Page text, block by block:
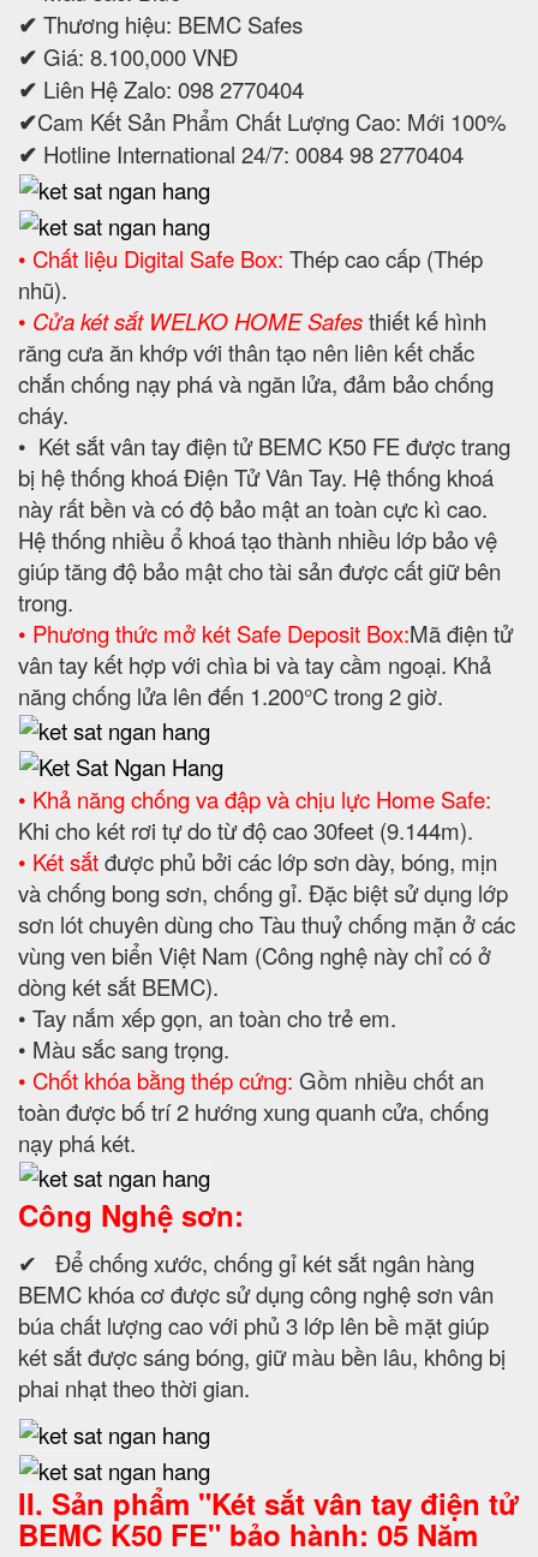
✔ Thương hiệu: BEMC Safes
✔ Giá: 8.100,000 VNĐ
✔ Liên Hệ Zalo: 098 2770404
✔Cam Kết Sản Phẩm Chất Lượng Cao: Mới 100%
✔ Hotline International 24/7: 0084 98 2770404
• Chất liệu Digital Safe Box: Thép cao cấp (Thép
nhũ).
• Cửa két sắt WELKO HOME Safesthiết kế hình
răng cưa ăn khớp với thân tạo nên liên kết chắc
chắn chống nạy phá và ngăn lửa, đảm bảo chống
cháy.
• Két sắt vân tay điện tử BEMC K50 FE được trang
bị hệ thống khoá Điện Tử Vân Tay. Hệ thống khoá
này rất bền và có độ bảo mật an toàn cực kì cao.
Hệ thống nhiều ổ khoá tạo thành nhiều lớp bảo vệ
giúp tăng độ bảo mật cho tài sản được cất giữ bên
trong.
• Phương thức mở két Safe Deposit Box:Mã điện tử
vân tay kết hợp với chìa bi và tay cầm ngoại. Khả
năng chống lửa lên đến 1.200°C trong 2 giờ.
• Khả năng chống va đập và chịu lực Home Safe:
Khi cho két rơi tự do từ độ cao 30feet (9.144m).
• Két sắtđược phủ bởi các lớp sơn dày, bóng, mịn
và chống bong sơn, chống gỉ. Đặc biệt sử dụng lớp
sơn lót chuyên dùng cho Tàu thuỷ chống mặn ở các
vùng ven biển Việt Nam (Công nghệ này chỉ có ở
dòng két sắt BEMC).
• Tay nắm xếp gọn, an toàn cho trẻ em.
• Màu sắc sang trọng.
• Chốt khóa bằng thép cứng: Gồm nhiều chốt an
toàn được bố trí 2 hướng xung quanh cửa, chống
nạy phá két.
Công Nghệ sơn:
✔ Để chống xước, chống gỉ két sắt ngân hàng
BEMC khóa cơ được sử dụng công nghệ sơn vân
búa chất lượng cao với phủ 3 lớp lên bề mặt giúp
két sắt được sáng bóng, giữ màu bền lâu, không bị
phai nhạt theo thời gian.
II. Sản phẩm "Két sắt vân tay điện tử
BEMC K50 FE" bảo hành: 05 Năm